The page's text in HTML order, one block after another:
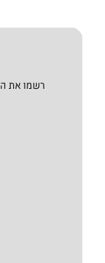
רשמו את